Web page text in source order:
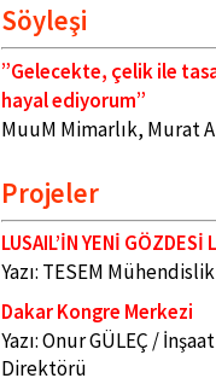
Söyleşi
”Gelecekte, çelik ile
hayal ediyorum”
MuuM Mimarlık, Murat
Projeler
LUSAIL’İN YENİ GÖZDESİ
Yazı: TESEM Mühendislik
Dakar Kongre Merkezi
Yazı: Onur GÜLEÇ /
Direktörü